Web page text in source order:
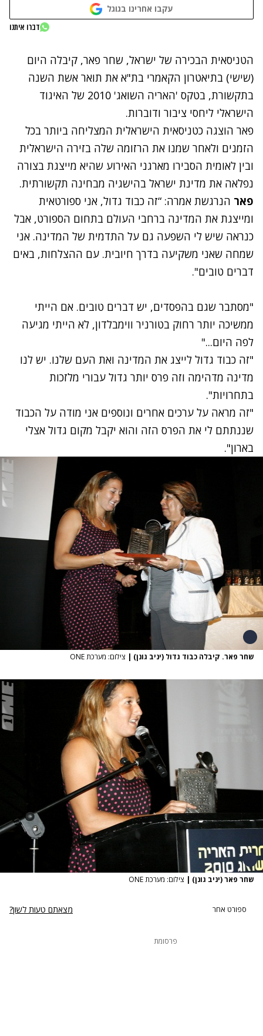
עקבו אחרינו בגוגל
דברו איתנו
נתקלנו בבעיה
נסה שוב
הטניסאית הבכירה של ישראל, שחר פאר, קיבלה היום
(שישי) בתיאטרון הקאמרי בת"א את תואר אשת השנה
בתקשורת, בטקס 'האריה השואג' 2010 של האיגוד
הישראלי ליחסי ציבור ודוברות.
פאר הוצגה כטניסאית הישראלית המצליחה ביותר בכל
הזמנים ולאחר שמנו את הרזומה שלה בזירה הישראלית
ובין לאומית הסבירו מארגני האירוע שהיא מייצגת בצורה
נפלאה את מדינת ישראל בהישגיה מבחינה תקשורתית.
פאר הנרגשת אמרה: “זה כבוד גדול, אני ספורטאית
ומייצגת את המדינה ברחבי העולם בתחום הספורט, אבל
כנראה שיש לי השפעה גם על התדמית של המדינה. אני
שמחה שאני משקיעה בדרך חיובית. עם ההצלחות, באים
דברים טובים".
"מסתבר שגם בהפסדים, יש דברים טובים. אם הייתי
ממשיכה יותר רחוק בטורניר ווימבלדון, לא הייתי מגיעה
לפה היום..."
"זה כבוד גדול לייצג את המדינה ואת העם שלנו. יש לנו
מדינה מדהימה וזה פרס יותר גדול עבורי מלזכות
בתחרויות".
"זה מראה על ערכים אחרים ונוספים אני מודה על הכבוד
שננתתם לי את הפרס הזה והוא יקבל מקום גדול אצלי
בארון".
שחר פאר. קיבלה כבוד גדול (יניב גונן) | צילום: מערכת ONE
שחר פאר (יניב גונן) | צילום: מערכת ONE
ספורט אחר מצאתם טעות לשון?
פרסומת